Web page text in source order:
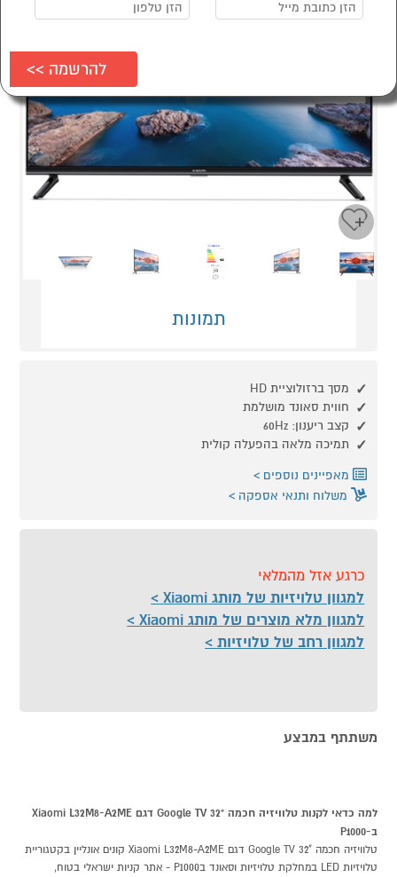
תמונות
מסך ברזולוציית HD
חווית סאונד מושלמת
קצב ריענון: 60Hz
תמיכה מלאה בהפעלה קולית
מאפיינים נוספים
משלוח ותנאי אספקה
כרגע אזל מהמלאי
למגוון טלויזיות של מותג Xiaomi
למגוון מלא מוצרים של מותג Xiaomi
למגוון רחב של טלויזיות
משתתף במבצע
למה כדאי לקנות טלוויזיה חכמה "32 Google TV דגם Xiaomi L32M8-A2ME
ב-P1000
טלוויזיה חכמה "32 Google TV דגם Xiaomi L32M8-A2ME קונים אונליין בקטגוריית
טלויזיות LED במחלקת טלויזיות וסאונד בP1000 - אתר קניות ישראלי בטוח,